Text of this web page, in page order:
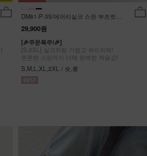
DM61-P-35/에어리실크 스판 부츠컷팬
츠_DY
29,900원
[🎉주문폭주!🎉]
[S-2XL] 실크처럼 가볍고 부드러워!
쫀쫀한 스판까지 더해 완벽한 착용감!
S,M,L,XL,2XL / 숏,롱